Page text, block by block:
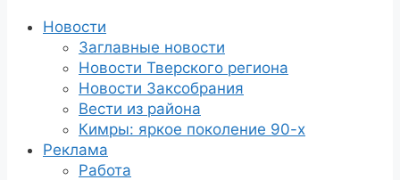
Новости
Заглавные новости
Новости Тверского региона
Новости Заксобрания
Вести из района
Кимры: яркое поколение 90-х
Реклама
Работа